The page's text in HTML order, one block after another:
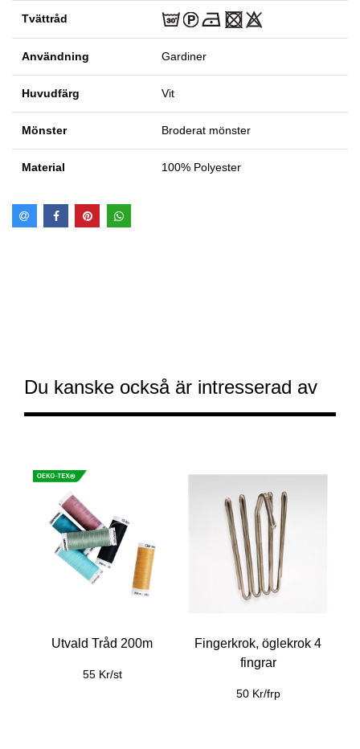
Tvättråd
Användning Gardiner
Huvudfärg Vit
Mönster Broderat mönster
Material 100% Polyester
Du kanske också är intresserad av
Utvald Tråd 200m
55 Kr/st
Fingerkrok, öglekrok 4
fingrar
50 Kr/frp